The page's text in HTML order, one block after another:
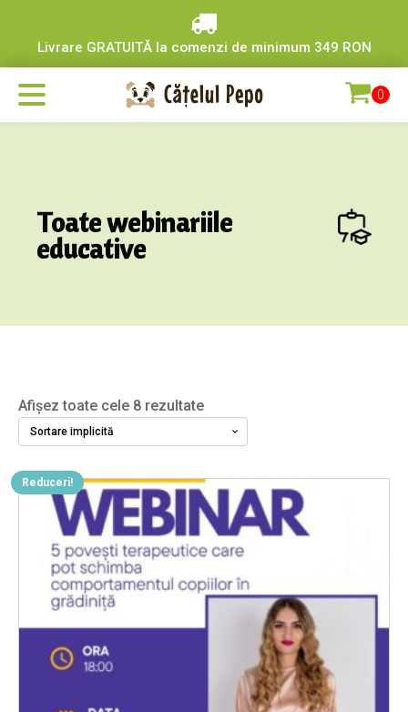
Livrare GRATUITĂ la comenzi de minimum 349 RON
Toate webinariile
educative
Afișez toate cele 8 rezultate
Reduceri!